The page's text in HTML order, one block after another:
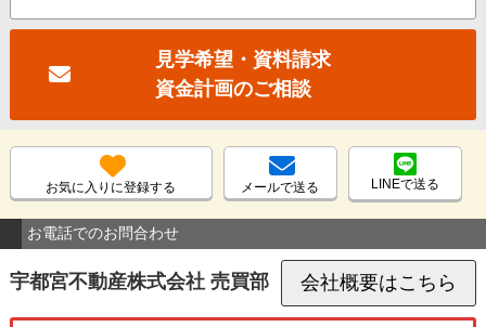
見学希望・資料請求
資金計画のご相談
お気に入りに登録する メールで送る LINEで送る
お電話でのお問合わせ
宇都宮不動産株式会社 売買部 会社概要はこちら